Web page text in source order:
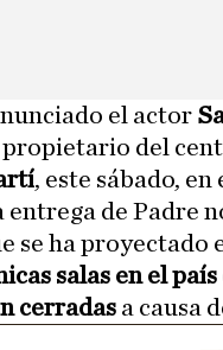
el actor
del
, este sábado,
entrega de Padre
se ha proyectado
salas en el
cerradas a causa